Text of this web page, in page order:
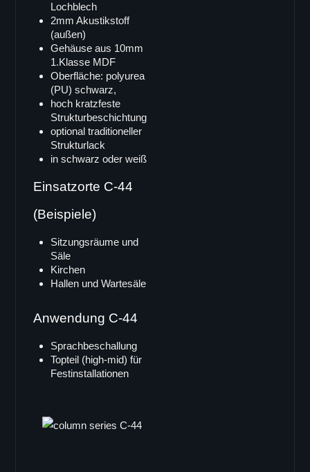
Lochblech
2mm Akustikstoff
(außen)
Gehäuse aus 10mm
1.Klasse MDF
Oberfläche: polyurea
(PU) schwarz,
hoch kratzfeste
Strukturbeschichtung
optional traditioneller
Strukturlack
in schwarz oder weiß
Einsatzorte C-44
(Beispiele)
Sitzungsräume und
Säle
Kirchen
Hallen und Wartesäle
Anwendung C-44
Sprachbeschallung
Topteil (high-mid) für
Festinstallationen